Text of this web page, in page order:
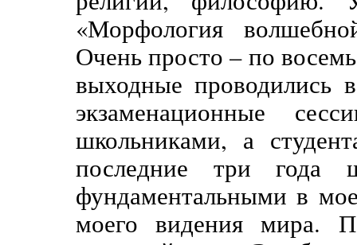
«Морфология
Очень просто – по
выходные проводились
экзаменационные
школьниками, а
последние три
фундаментальными в
моего видения мира.